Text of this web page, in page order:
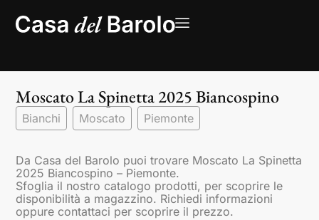
Moscato La Spinetta 2025 Biancospino
Bianchi Moscato Piemonte
Da Casa del Barolo puoi trovare Moscato La Spinetta
2025 Biancospino – Piemonte.
Sfoglia il nostro catalogo prodotti, per scoprire le
disponibilità a magazzino. Richiedi informazioni
oppure contattaci per scoprire il prezzo.